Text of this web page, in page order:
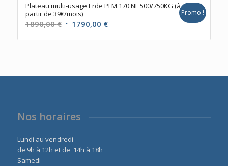
Plateau multi-usage Erde PLM 170 NF 500/750KG (à
partir de 39€/mois)
1890,00€ Le 1790,00 €Le
Promo !
Nos horaires
Lundi au vendredi
de 9h à 12h et de 14h à 18h
Samedi